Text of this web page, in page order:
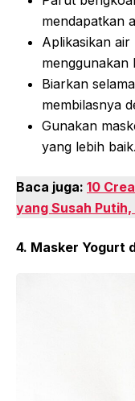
mendapatkan
Aplikasikan
menggunakan
Biarkan
membilasnya
Gunakan
yang lebih baik.
Baca juga: 10
yang Susah
4. Masker Yogurt